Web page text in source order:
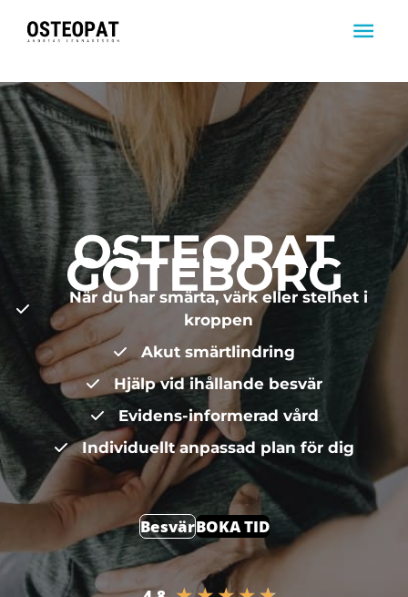
OSTEOPAT
GÖTEBORG
När du har smärta, värk eller stelhet i
kroppen
Akut smärtlindring
Hjälp vid ihållande besvär
Evidens-informerad vård
Individuellt anpassad plan för dig
BesvärBOKA TID